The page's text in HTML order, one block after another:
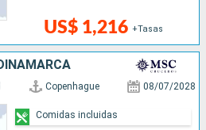
US$ 1,216 +Tasas
Copenhague 08/07/2028
Comidas incluidas